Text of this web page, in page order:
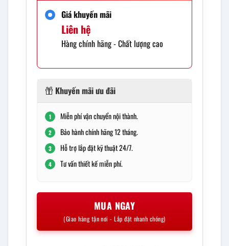
Giá khuyến mãi
Liên hệ
Hàng chính hãng - Chất lượng cao
Khuyến mãi ưu đãi
1 Miễn phí vận chuyển nội thành.
2 Bảo hành chính hãng 12 tháng.
3 Hỗ trợ lắp đặt kỹ thuật 24/7.
4 Tư vấn thiết kế miễn phí.
MUA NGAY
(Giao hàng tận nơi - Lắp đặt nhanh chóng)